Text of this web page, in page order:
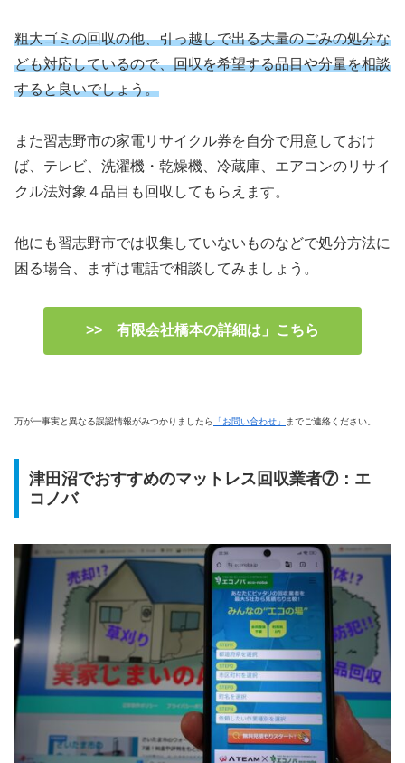
粗大ゴミの回収の他、引っ越しで出る大量のごみの処分な
ども対応しているので、回収を希望する品目や分量を相談
すると良いでしょう。
また習志野市の家電リサイクル券を自分で用意しておけ
ば、テレビ、洗濯機・乾燥機、冷蔵庫、エアコンのリサイ
クル法対象４品目も回収してもらえます。
他にも習志野市では収集していないものなどで処分方法に
困る場合、まずは電話で相談してみましょう。
>> 有限会社橋本の詳細は」こちら
万が一事実と異なる誤認情報がみつかりましたら 「お問い合わせ」 までご連絡ください。
津田沼でおすすめのマットレス回収業者⑦：エ
コノバ